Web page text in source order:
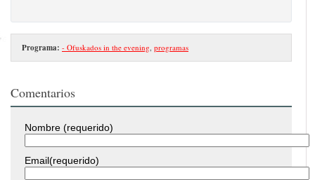
Programa: - Ofuskados in the evening, programas
Comentarios
Nombre (requerido)
Email(requerido)